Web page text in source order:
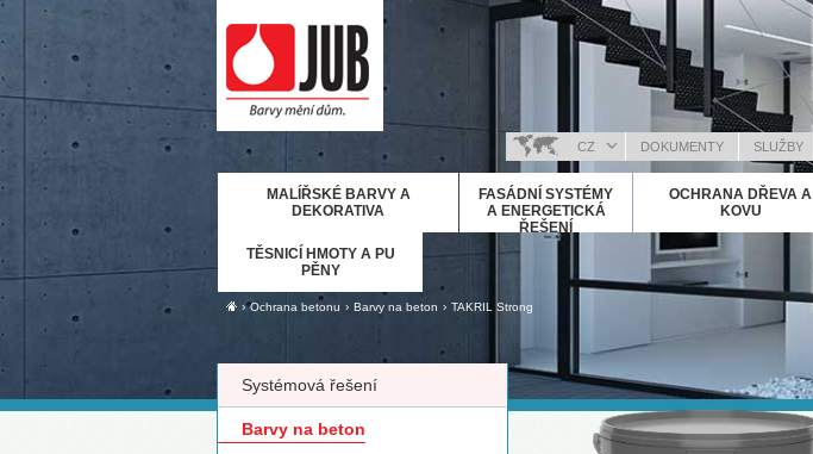
DOKUMENTY SLUŽBY
BOSANSKI (BOSNIAN)
HRVATSKI (CROATIAN)
CZ
ENGLISH (ENGLISH)
DEUTSCH (GERMAN)
ΕΛΛΗΝΙΚΑ (GREEK)
ITALIANO (ITALIAN)
KOSOVA (KOSOVO)
МАКЕДОНСКИ (MACEDONIAN)
ROMÂNĂ (ROMANIAN)
MALÍŘSKÉ BARVY A
DEKORATIVA
FASÁDNÍ SYSTÉMY
A ENERGETICKÁ
ŘEŠENÍ
OCHRANA DŘEVA A
KOVU
TĚSNICÍ HMOTY A PU
PĚNY
› Ochrana betonu › Barvy na beton › TAKRIL Strong
Systémová řešení
Barvy na beton